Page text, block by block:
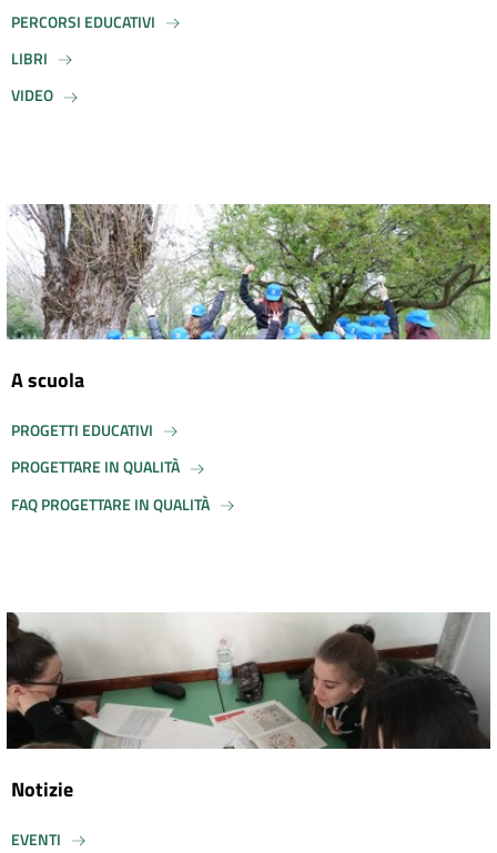
PERCORSI EDUCATIVI
LIBRI
VIDEO
A scuola
PROGETTI EDUCATIVI
PROGETTARE IN QUALITÀ
FAQ PROGETTARE IN QUALITÀ
Notizie
EVENTI